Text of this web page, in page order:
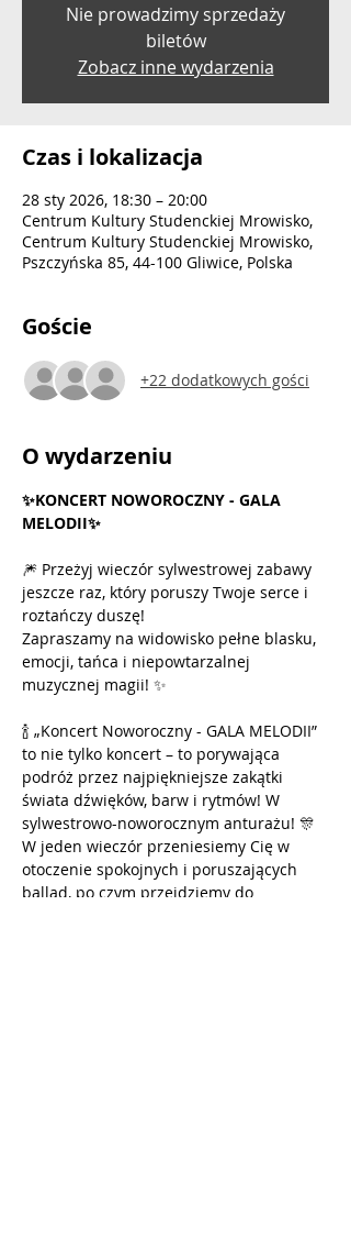
Nie prowadzimy sprzedaży
biletów
Zobacz inne wydarzenia
Czas i lokalizacja
28 sty 2026, 18:30 – 20:00
Centrum Kultury Studenckiej Mrowisko,
Centrum Kultury Studenckiej Mrowisko,
Pszczyńska 85, 44-100 Gliwice, Polska
Goście
+22 dodatkowych gości
O wydarzeniu
✨KONCERT NOWOROCZNY - GALA
MELODII✨
🎆 Przeżyj wieczór sylwestrowej zabawy
jeszcze raz, który poruszy Twoje serce i
roztańczy duszę!
Zapraszamy na widowisko pełne blasku,
emocji, tańca i niepowtarzalnej
muzycznej magii! ✨
🍾 „Koncert Noworoczny - GALA MELODII”
to nie tylko koncert – to porywająca
podróż przez najpiękniejsze zakątki
świata dźwięków, barw i rytmów! W
sylwestrowo-noworocznym anturażu! 🎊
W jeden wieczór przeniesiemy Cię w
otoczenie spokojnych i poruszających
ballad, po czym przejdziemy do